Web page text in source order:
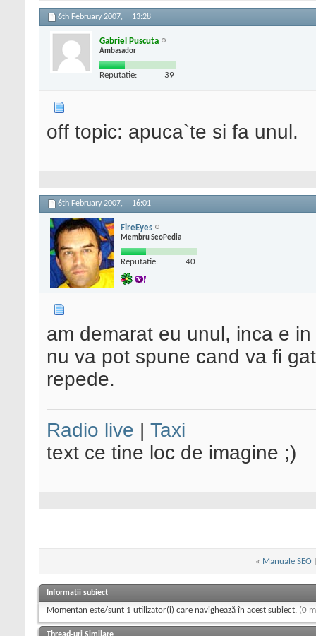
6th February 2007, 13:28
Gabriel Puscuta
Ambasador
Reputatie: 39
off topic: apuca`te si fa unul.
6th February 2007, 16:01
FireEyes
Membru SeoPedia
Reputatie: 40
am demarat eu unul, inca e
nu va pot spune cand va fi
repede.
Radio live
Taxi
text ce tine loc de imagine ;)
« Manuale SEO
Informații subiect
Momentan este/sunt 1 utilizator(i) care navighează în acest subiect. (0